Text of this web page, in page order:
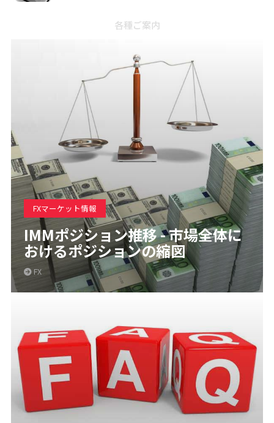
各種ご案内
FXマーケット情報
IMMポジション推移 - 市場全体に
おけるポジションの縮図
FX